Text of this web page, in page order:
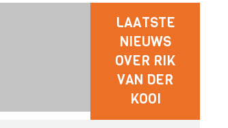
LAATSTE
NIEUWS
OVER RIK
VAN DER
KOOI